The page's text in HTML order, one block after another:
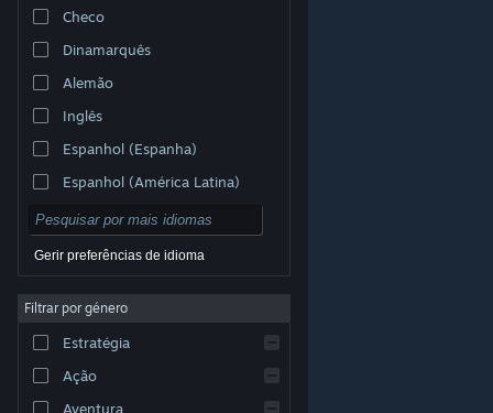
© Valve Corporation. Todos os direitos reservados.
respetivos proprietários nos E.U.A. e outros países.
Acessibilidade
Reembolsos|Cookies
Checo
Dinamarquês
Alemão
Inglês
Espanhol (Espanha)
Espanhol (América Latina)
Gerir preferências de idioma
Filtrar por género
Estratégia
Ação
Aventura